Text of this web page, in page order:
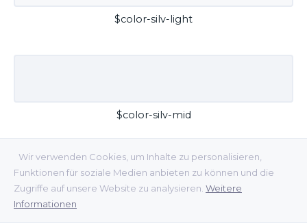
Wir verwenden Cookies, um Inhalte zu personalisieren,
Funktionen für soziale Medien anbieten zu können und die
Zugriffe auf unsere Website zu analysieren. Weitere
Informationen
$color-silv-light
$color-silv-mid